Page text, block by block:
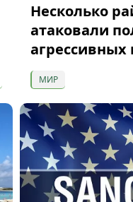
Несколько
атаковали
агрессивных
МИР